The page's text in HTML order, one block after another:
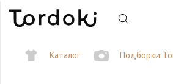
Каталог Подборки